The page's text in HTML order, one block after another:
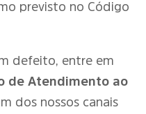
previsto no Código
defeito, entre em
de Atendimento ao
dos nossos canais